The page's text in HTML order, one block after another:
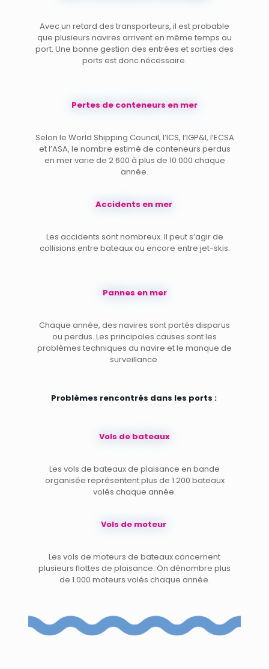
Avec un retard des transporteurs, il est probable
que plusieurs navires arrivent en même temps au
port. Une bonne gestion des entrées et sorties des
ports est donc nécessaire.
Pertes de conteneurs en mer
Selon le World Shipping Council, l’ICS, l’IGP&I, l’ECSA
et l’ASA, le nombre estimé de conteneurs perdus
en mer varie de 2 600 à plus de 10 000 chaque
année.
Accidents en mer
Les accidents sont nombreux. Il peut s’agir de
collisions entre bateaux ou encore entre jet-skis.
Pannes en mer
Chaque année, des navires sont portés disparus
ou perdus. Les principales causes sont les
problèmes techniques du navire et le manque de
surveillance.
Problèmes rencontrés dans les ports :
Vols de bateaux
Les vols de bateaux de plaisance en bande
organisée représentent plus de 1 200 bateaux
volés chaque année.
Vols de moteur
Les vols de moteurs de bateaux concernent
plusieurs flottes de plaisance. On dénombre plus
de 1.000 moteurs volés chaque année.